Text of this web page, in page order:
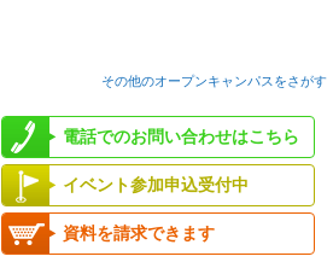
その他のオープンキャンパスをさがす
電話でのお問い合わせはこちら
イベント参加申込受付中
資料を請求できます